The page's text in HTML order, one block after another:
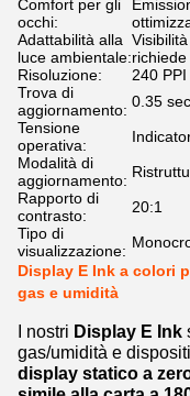
Comfort per gli
occhi:
Adattabilità alla
luce ambientale:
Risoluzione:
240
Trova di
aggiornamento: 0.35
Tensione
operativa:
Modalità di
aggiornamento:
Rapporto di
contrasto:
20:1
Tipo di
visualizzazione:
Display E Ink a colori
gas e umidità
I nostri Display E Ink
gas/umidità e
display statico a